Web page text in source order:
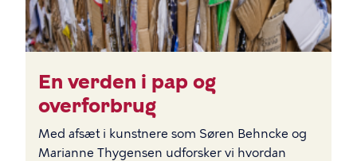
En verden i pap og
overforbrug
Med afsæt i kunstnere som Søren Behncke og
Marianne Thygensen udforsker vi hvordan